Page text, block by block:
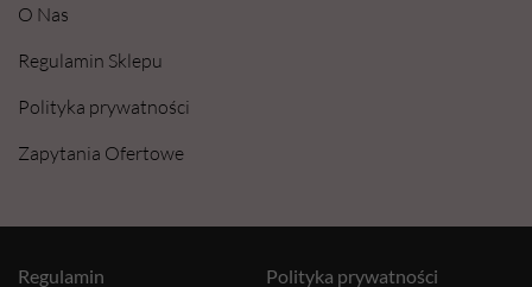
O Nas
Regulamin Sklepu
Polityka prywatności
Zapytania Ofertowe
Polityka prywatności
Regulamin